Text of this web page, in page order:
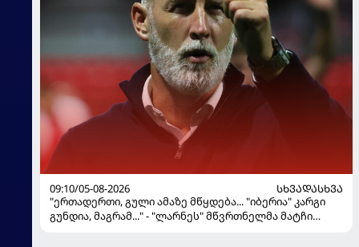
09:10/05-08-2026
ᲡᲮᲕᲐᲓᲐᲡᲮᲕᲐ
"ერთადერთი, გული ამაზე მწყდება... "იბერია" კარგი
გუნდია, მაგრამ..." - "ლარნეს" მწვრთნელმა მატჩი